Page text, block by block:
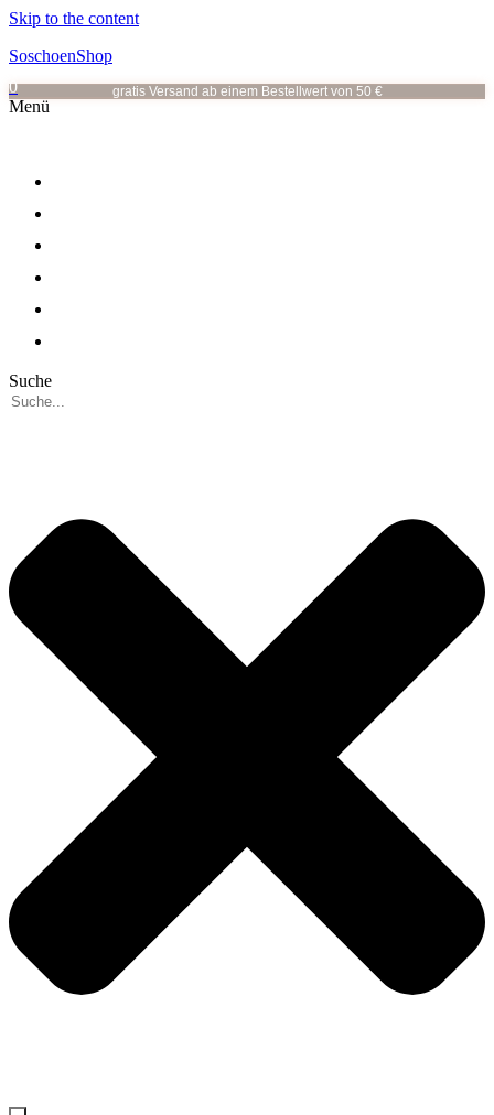
Skip to the content
SoschoenShop
gratis Versand ab einem Bestellwert von 50 €
0
Menü
Suche